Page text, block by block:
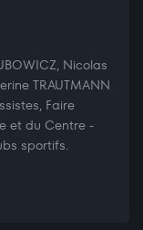
Nicolas
TRAUTMANN
Faire
et du Centre -
sportifs.